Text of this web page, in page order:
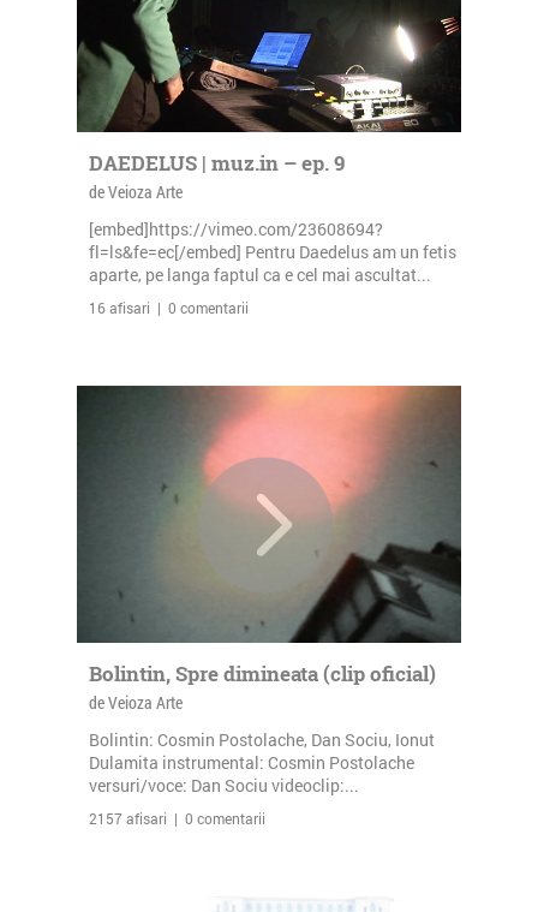
DAEDELUS | muz.in – ep. 9
de Veioza Arte
[embed]https://vimeo.com/23608694?
fl=ls&fe=ec[/embed] Pentru Daedelus am un fetis
aparte, pe langa faptul ca e cel mai ascultat...
16 afisari | 0 comentarii
Bolintin, Spre dimineata (clip oficial)
de Veioza Arte
Bolintin: Cosmin Postolache, Dan Sociu, Ionut
Dulamita instrumental: Cosmin Postolache
versuri/voce: Dan Sociu videoclip:...
2157 afisari | 0 comentarii